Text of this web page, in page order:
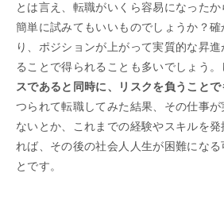
とは言え、転職がいくら容易になった
簡単に試みてもいいものでしょうか？
り、ポジションが上がって実質的な昇
ることで得られることも多いでしょう。
スであると同時に、リスクを負うこと
つられて転職してみた結果、その仕事
ないとか、これまでの経験やスキルを
れば、その後の社会人人生が困難になる
とです。